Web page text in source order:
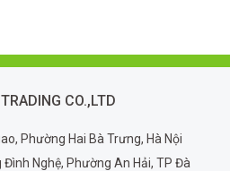
CO.,LTD
Phường Hai Bà Trưng, Hà Nội
Nghệ, Phường An Hải, TP Đà